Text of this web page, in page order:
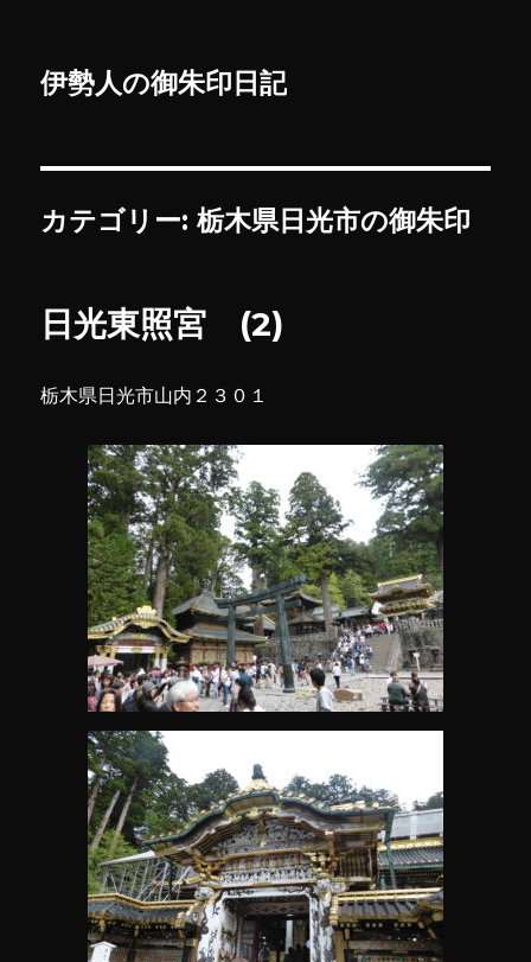
伊勢人の御朱印日記
カテゴリー:栃木県日光市の御朱印
日光東照宮 (2)
栃木県日光市山内２３０１